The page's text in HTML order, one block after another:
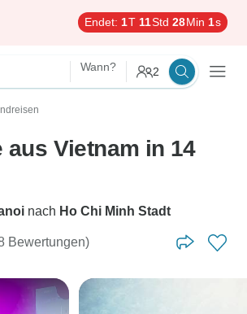
Endet: 1 T 11Std 27Min 60s
Wann? 2
aus Vietnam in 14
nach Ho Chi Minh Stadt
Bewertungen)